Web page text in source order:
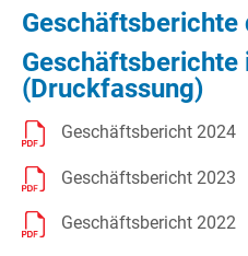
Geschäftsberichte
Geschäftsberichte
(Druckfassung)
Geschäftsbericht 2024
Geschäftsbericht 2023
Geschäftsbericht 2022